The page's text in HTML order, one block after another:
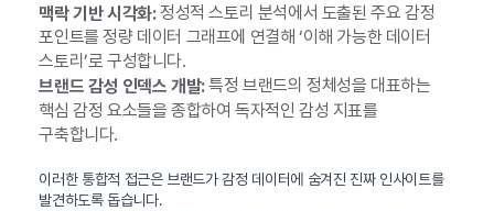
맥락 기반 시각화:정성적 스토리 분석에서 도출된 주요 감정
포인트를 정량 데이터 그래프에 연결해 ‘이해 가능한 데이터
스토리’로 구성합니다.
브랜드 감성 인덱스 개발:특정 브랜드의 정체성을 대표하는
핵심 감정 요소들을 종합하여 독자적인 감성 지표를
구축합니다.
이러한 통합적 접근은 브랜드가 감정 데이터에 숨겨진 진짜 인사이트를
발견하도록 돕습니다.